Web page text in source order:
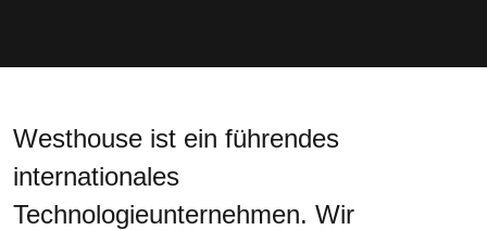
Westhouse ist ein führendes
internationales
Technologieunternehmen. Wir